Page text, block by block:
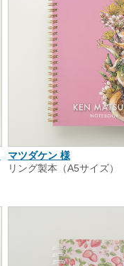
マツダケン 様
リング製本（A5サイズ）